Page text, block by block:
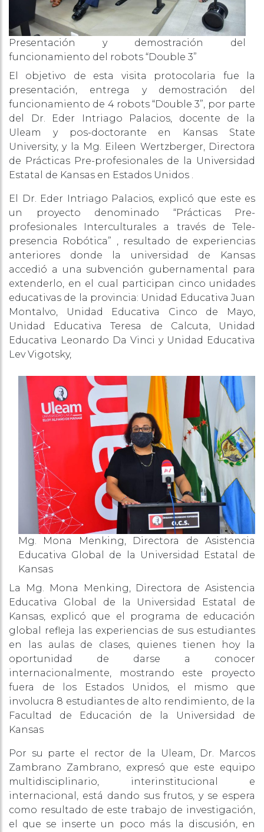
Presentación y demostración del
funcionamiento del robots “Double 3”
El objetivo de esta visita protocolaria fue la
presentación, entrega y demostración del
funcionamiento de 4 robots “Double 3”, por parte
del Dr. Eder Intriago Palacios, docente de la
Uleam y pos-doctorante en Kansas State
University, y la Mg. Eileen Wertzberger, Directora
de Prácticas Pre-profesionales de la Universidad
Estatal de Kansas en Estados Unidos .
El Dr. Eder Intriago Palacios, explicó que este es
un proyecto denominado “Prácticas Pre-
profesionales Interculturales a través de Tele-
presencia Robótica” , resultado de experiencias
anteriores donde la universidad de Kansas
accedió a una subvención gubernamental para
extenderlo, en el cual participan cinco unidades
educativas de la provincia: Unidad Educativa Juan
Montalvo, Unidad Educativa Cinco de Mayo,
Unidad Educativa Teresa de Calcuta, Unidad
Educativa Leonardo Da Vinci y Unidad Educativa
Lev Vigotsky,
Mg. Mona Menking, Directora de Asistencia
Educativa Global de la Universidad Estatal de
Kansas
La Mg. Mona Menking, Directora de Asistencia
Educativa Global de la Universidad Estatal de
Kansas, explicó que el programa de educación
global refleja las experiencias de sus estudiantes
en las aulas de clases, quienes tienen hoy la
oportunidad de darse a conocer
internacionalmente, mostrando este proyecto
fuera de los Estados Unidos, el mismo que
involucra 8 estudiantes de alto rendimiento, de la
Facultad de Educación de la Universidad de
Kansas
Por su parte el rector de la Uleam, Dr. Marcos
Zambrano Zambrano, expresó que este equipo
multidisciplinario, interinstitucional e
internacional, está dando sus frutos, y se espera
como resultado de este trabajo de investigación,
el que se inserte un poco más la discusión, en